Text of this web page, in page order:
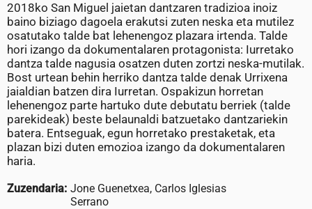
2018ko San Miguel jaietan dantzaren tradizioa inoiz
baino biziago dagoela erakutsi zuten neska eta mutilez
osatutako talde bat lehenengoz plazara irtenda. Talde
hori izango da dokumentalaren protagonista: Iurretako
dantza talde nagusia osatzen duten zortzi neska-mutilak.
Bost urtean behin herriko dantza talde denak Urrixena
jaialdian batzen dira Iurretan. Ospakizun horretan
lehenengoz parte hartuko dute debutatu berriek (talde
parekideak) beste belaunaldi batzuetako dantzariekin
batera. Entseguak, egun horretako prestaketak, eta
plazan bizi duten emozioa izango da dokumentalaren
haria.
Zuzendaria: Jone Guenetxea, Carlos Iglesias
Serrano